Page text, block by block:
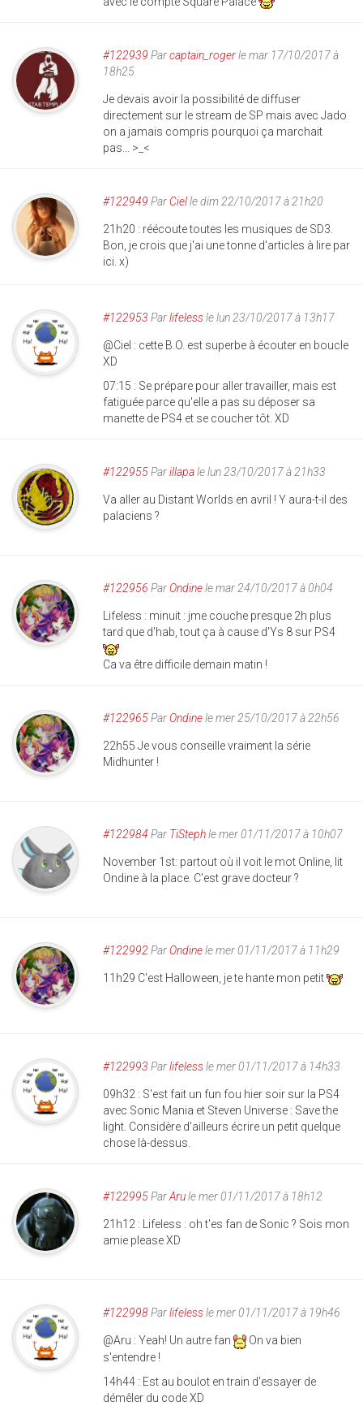
#122939 Parcaptain_rogerle mar 17/10/2017 à
18h25
Je devais avoir la possibilité de diffuser
directement sur le stream de SP mais avec Jado
on a jamais compris pourquoi ça marchait
pas... >_<
#122949 Par Cielle dim 22/10/2017 à 21h20
21h20 : réécoute toutes les musiques de SD3.
Bon, je crois que j'ai une tonne d'articles à lire par
ici. x)
#122953 Parlifelessle lun 23/10/2017 à 13h17
@Ciel : cette B.O. est superbe à écouter en boucle
XD
07:15 : Se prépare pour aller travailler, mais est
fatiguée parce qu'elle a pas su déposer sa
manette de PS4 et se coucher tôt. XD
#122955Parillapale lun 23/10/2017 à 21h33
Va aller au Distant Worlds en avril ! Y aura-t-il des
palaciens ?
#122956 ParOndinele mar 24/10/2017 à 0h04
Lifeless : minuit : jme couche presque 2h plus
tard que d'hab, tout ça à cause d'Ys 8 sur PS4
Ca va être difficile demain matin !
#122965ParOndinele mer 25/10/2017 à 22h56
22h55 Je vous conseille vraiment la série
Midhunter !
#122984 Par TiStephle mer 01/11/2017 à 10h07
November 1st: partout où il voit le mot Online, lit
Ondine à la place. C'est grave docteur ?
#122992 ParOndinele mer 01/11/2017 à 11h29
11h29 C'est Halloween, je te hante mon petit
#122993 Parlifelessle mer 01/11/2017 à 14h33
09h32 : S'est fait un fun fou hier soir sur la PS4
avec Sonic Mania et Steven Universe : Save the
light. Considère d'ailleurs écrire un petit quelque
chose là-dessus.
#122995ParArule mer 01/11/2017 à 18h12
21h12 : Lifeless : oh t'es fan de Sonic ? Sois mon
amie please XD
#122998Parlifelessle mer 01/11/2017 à 19h46
@Aru : Yeah! Un autre fan
On va bien
s'entendre !
14h44 : Est au boulot en train d'essayer de
démêler du code XD